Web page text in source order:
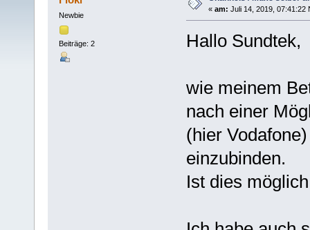
Newbie
Beiträge: 2
« am: Juli 14, 2019, 07:41:22
Hallo Sundtek,
wie meinem
nach einer
(hier
einzubinden.
Ist dies